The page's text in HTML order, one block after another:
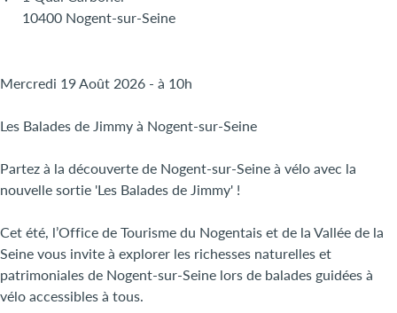
10400 Nogent-sur-Seine
Mercredi 19 Août 2026 - à 10h
Les Balades de Jimmy à Nogent-sur-Seine
Partez à la découverte de Nogent-sur-Seine à vélo avec la
nouvelle sortie 'Les Balades de Jimmy' !
Cet été, l’Office de Tourisme du Nogentais et de la Vallée de la
Seine vous invite à explorer les richesses naturelles et
patrimoniales de Nogent-sur-Seine lors de balades guidées à
vélo accessibles à tous.